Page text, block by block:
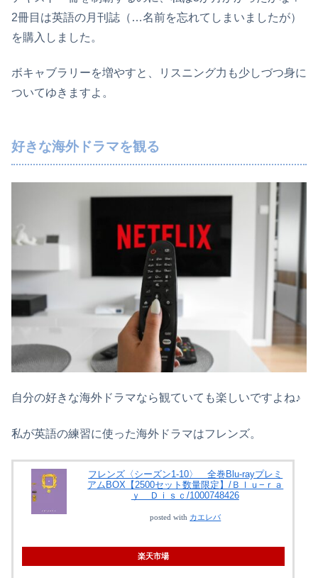
2冊目は英語の月刊誌（…名前を忘れてしまいましたが）
を購入しました。
ボキャブラリーを増やすと、リスニング力も少しづつ身に
ついてゆきますよ。
好きな海外ドラマを観る
自分の好きな海外ドラマなら観ていても楽しいですよね♪
私が英語の練習に使った海外ドラマはフレンズ。
フレンズ〈シーズン1-10〉 全巻Blu-rayプレミ
アムBOX【2500セット数量限定】/Ｂｌｕ−ｒａ
ｙ Ｄｉｓｃ/1000748426
posted with カエレバ
楽天市場